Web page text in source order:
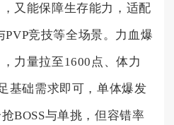
又能保障生存能力，适配
PVP竞技等全场景。力血爆
力量拉至1600点、体力
基础需求即可，单体爆发
BOSS与单挑，但容错率